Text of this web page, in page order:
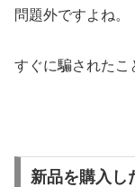
問題外ですよね。
すぐに騙されたこ
新品を購入し